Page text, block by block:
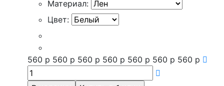
Материал:
Цвет:
560 р 560 р 560 р 560 р 560 р 560 р 560 р